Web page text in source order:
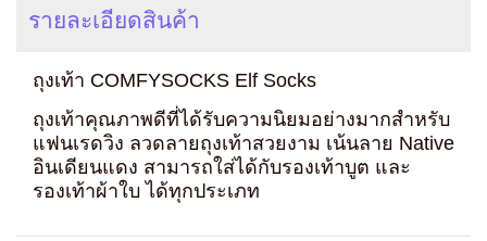
รายละเอียดสินค้า
ถุงเท้า COMFYSOCKS Elf Socks
ถุงเท้าคุณภาพดีที่ได้รับความนิยมอย่างมากสำหรับ
แฟนเรดวิง ลวดลายถุงเท้าสวยงาม เน้นลาย Native
อินเดียนแดง สามารถใส่ได้กับรองเท้าบูต และ
รองเท้าผ้าใบ ได้ทุกประเภท